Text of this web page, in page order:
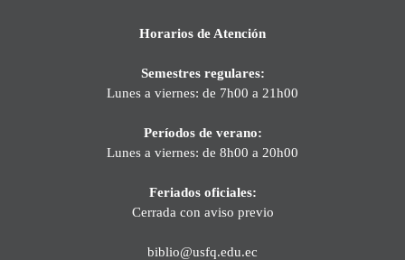
Horarios de Atención
Semestres regulares:
Lunes a viernes: de 7h00 a 21h00
Períodos de verano:
Lunes a viernes: de 8h00 a 20h00
Feriados oficiales:
Cerrada con aviso previo
biblio@usfq.edu.ec